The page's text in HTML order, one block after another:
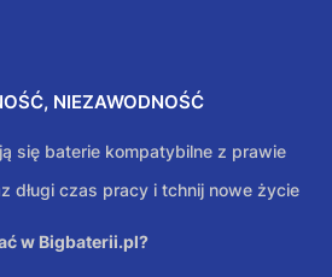
NIEZAWODNOŚĆ
się baterie kompatybilne z prawie
długi czas pracy i tchnij nowe życie
w Bigbaterii.pl?